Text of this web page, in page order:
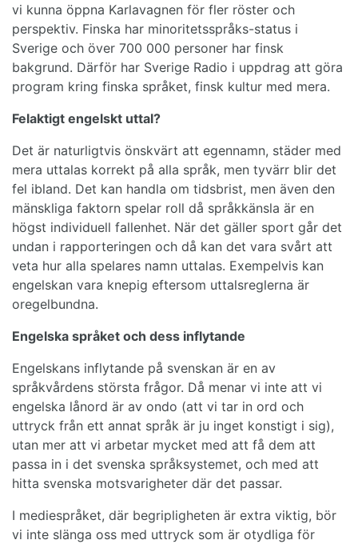
vi kunna öppna Karlavagnen för fler röster och
perspektiv. Finska har minoritetsspråks-status i
Sverige och över 700 000 personer har finsk
bakgrund. Därför har Sverige Radio i uppdrag att göra
program kring finska språket, finsk kultur med mera.
Felaktigt engelskt uttal?
Det är naturligtvis önskvärt att egennamn, städer med
mera uttalas korrekt på alla språk, men tyvärr blir det
fel ibland. Det kan handla om tidsbrist, men även den
mänskliga faktorn spelar roll då språkkänsla är en
högst individuell fallenhet. När det gäller sport går det
undan i rapporteringen och då kan det vara svårt att
veta hur alla spelares namn uttalas. Exempelvis kan
engelskan vara knepig eftersom uttalsreglerna är
oregelbundna.
Engelska språket och dess inflytande
Engelskans inflytande på svenskan är en av
språkvårdens största frågor. Då menar vi inte att vi
engelska lånord är av ondo (att vi tar in ord och
uttryck från ett annat språk är ju inget konstigt i sig),
utan mer att vi arbetar mycket med att få dem att
passa in i det svenska språksystemet, och med att
hitta svenska motsvarigheter där det passar.
I mediespråket, där begripligheten är extra viktig, bör
vi inte slänga oss med uttryck som är otydliga för